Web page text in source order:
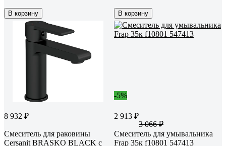
В корзину В корзину
8 932 ₽
Смеситель для раковины
Cersanit BRASKO BLACK с
-5%
2 913 ₽
3 066 ₽
Смеситель для умывальника
Frap 35к f10801 547413